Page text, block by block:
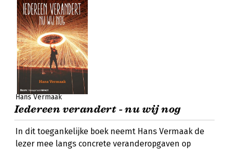
Hans Vermaak
Iedereen verandert - nu wij nog
In dit toegankelijke boek neemt Hans Vermaak de
lezer mee langs concrete veranderopgaven op